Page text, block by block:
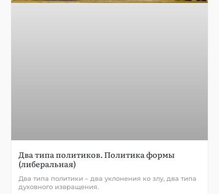
Два типа политиков. Политика формы
(либеральная)
Два типа политики – два уклонения ко злу, два типа
духовного извращения.